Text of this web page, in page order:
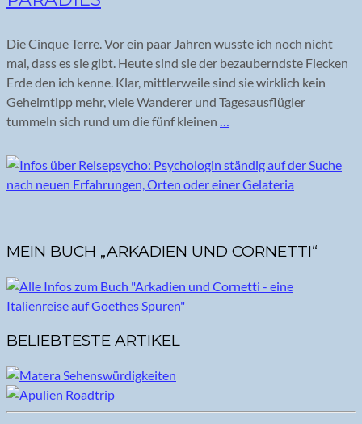
Die Cinque Terre. Vor ein paar Jahren wusste ich noch nicht
mal, dass es sie gibt. Heute sind sie der bezauberndste Flecken
Erde den ich kenne. Klar, mittlerweile sind sie wirklich kein
Geheimtipp mehr, viele Wanderer und Tagesausflügler
tummeln sich rund um die fünf kleinen …
MEIN BUCH „ARKADIEN UND CORNETTI“
BELIEBTESTE ARTIKEL